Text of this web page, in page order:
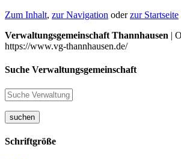
Zum Inhalt, zur Navigation oderzur Startseite
Verwaltungsgemeinschaft Thannhausen |
https://www.vg-thannhausen.de/
Suche Verwaltungsgemeinschaft
suchen
Schriftgröße